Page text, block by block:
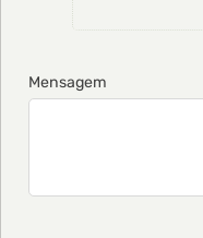
Mensagem